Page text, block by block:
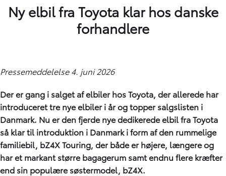
Ny elbil fra Toyota klar hos danske
forhandlere
Pressemeddelelse 4. juni 2026
Der er gang i salget af elbiler hos Toyota, der allerede har
introduceret tre nye elbiler i år og topper salgslisten i
Danmark. Nu er den fjerde nye dedikerede elbil fra Toyota
så klar til introduktion i Danmark i form af den rummelige
familiebil, bZ4X Touring, der både er højere, længere og
har et markant større bagagerum samt endnu flere kræfter
end sin populære søstermodel, bZ4X.